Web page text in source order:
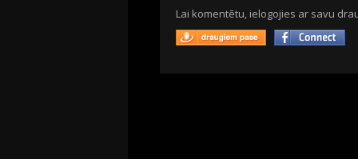
Lai komentētu, ielogojies ar savu